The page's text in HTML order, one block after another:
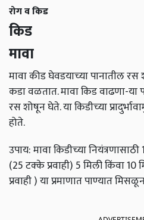
रोग व किड
किड
मावा
मावा कीड घेवडयाच्‍या पानातील
कडा वळतात. मावा किड वाढणा-या
रस शोषून घेते. या किडीच्‍या
होते.
उपाय: मावा किडीच्‍या
(25 टक्‍के प्रवाही) 5 मिली किंवा
प्रवाही ) या प्रमाणात पाण्‍यात